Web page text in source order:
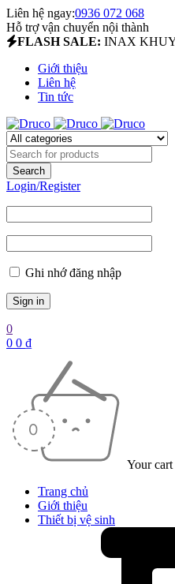
Liên hệ ngay:0936 072 068
Hỗ trợ vận chuyển nội thành
FLASH SALE: INAX
Giới thiệu
Liên hệ
Tin tức
Login/Register
Ghi nhớ đăng nhập
0
0 0 ₫
Your
Trang chủ
Giới thiệu
Thiết bị vệ sinh